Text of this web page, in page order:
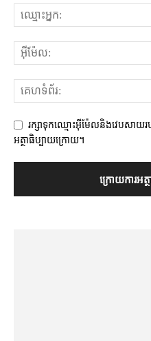
រក្សាទុកឈ្មោះអ៊ីម៉ែលនិងវេបសាយរប
អត្ថាធិប្បាយក្រោយ។